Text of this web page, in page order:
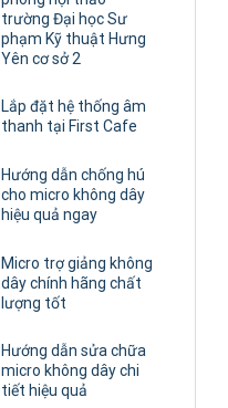
trường Đại học Sư
phạm Kỹ thuật Hưng
Yên cơ sở 2
Lắp đặt hệ thống âm
thanh tại First Cafe
Hướng dẫn chống hú
cho micro không dây
hiệu quả ngay
Micro trợ giảng không
dây chính hãng chất
lượng tốt
Hướng dẫn sửa chữa
micro không dây chi
tiết hiệu quả